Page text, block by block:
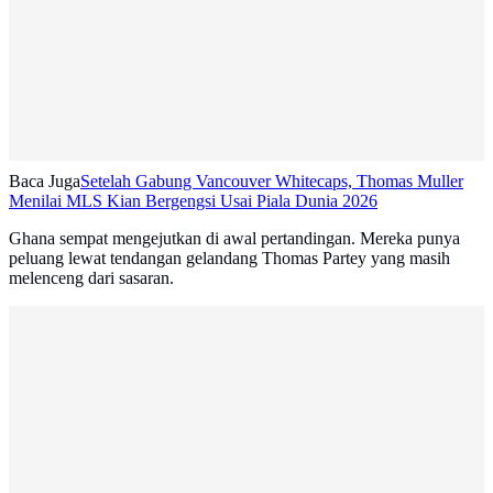
Baca JugaSetelah Gabung Vancouver Whitecaps, Thomas Muller
Menilai MLS Kian Bergengsi Usai Piala Dunia 2026
Ghana sempat mengejutkan di awal pertandingan. Mereka punya
peluang lewat tendangan gelandang Thomas Partey yang masih
melenceng dari sasaran.